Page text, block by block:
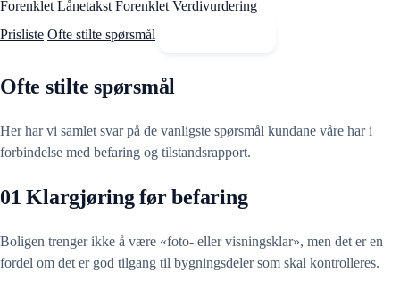
Forenklet Lånetakst Forenklet Verdivurdering
Prisliste Ofte stilte spørsmål
Ofte stilte spørsmål
Her har vi samlet svar på de vanligste spørsmål kundane våre har i
forbindelse med befaring og tilstandsrapport.
01 Klargjøring før befaring
Boligen trenger ikke å være «foto- eller visningsklar», men det er en
fordel om det er god tilgang til bygningsdeler som skal kontrolleres.